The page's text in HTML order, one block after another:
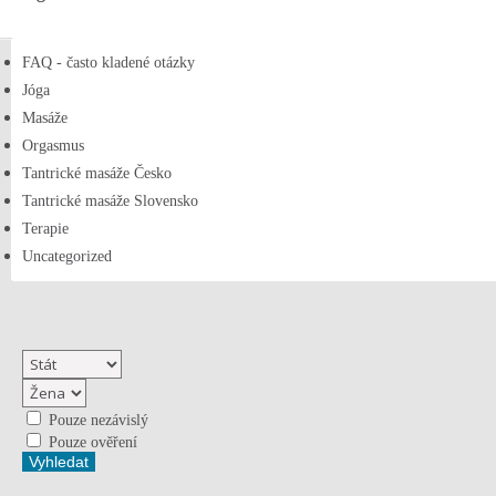
FAQ - často kladené otázky
Jóga
Masáže
Orgasmus
Tantrické masáže Česko
Tantrické masáže Slovensko
Terapie
Uncategorized
Pouze nezávislý
Pouze ověření